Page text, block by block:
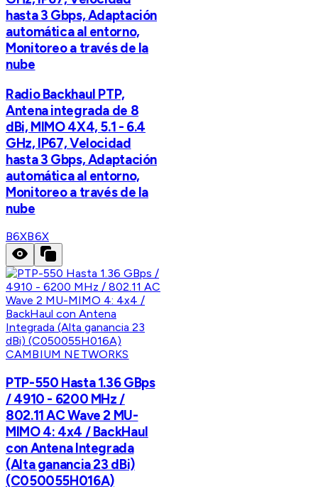
hasta 3 Gbps, Adaptación
automática al entorno,
Monitoreo a través de la
nube
Radio Backhaul PTP,
Antena integrada de 8
dBi, MIMO 4X4, 5.1 - 6.4
GHz, IP67, Velocidad
hasta 3 Gbps, Adaptación
automática al entorno,
Monitoreo a través de la
nube
B6XB6X
CAMBIUM NETWORKS
PTP-550 Hasta 1.36 GBps
/ 4910 - 6200 MHz /
802.11 AC Wave 2 MU-
MIMO 4: 4x4 / BackHaul
con Antena Integrada
(Alta ganancia 23 dBi)
(C050055H016A)